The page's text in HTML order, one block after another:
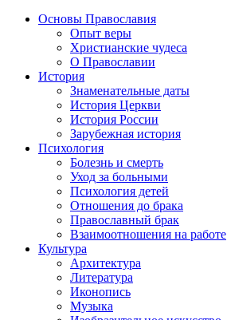
Основы Православия
Опыт веры
Христианские чудеса
О Православии
История
Знаменательные даты
История Церкви
История России
Зарубежная история
Психология
Болезнь и смерть
Уход за больными
Психология детей
Отношения до брака
Православный брак
Взаимоотношения на работе
Культура
Архитектура
Литература
Иконопись
Музыка